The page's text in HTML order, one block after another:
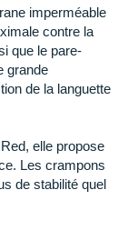
imperméable
contre la
que le pare-
grande
de la languette
elle propose
Les crampons
de stabilité quel